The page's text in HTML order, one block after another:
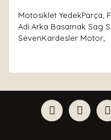
Motosiklet YedekParça;
Adi:Arka Basamak Sag
SevenKardesler Motor;
formunu kullanarak
Görüş ve önerileriniz